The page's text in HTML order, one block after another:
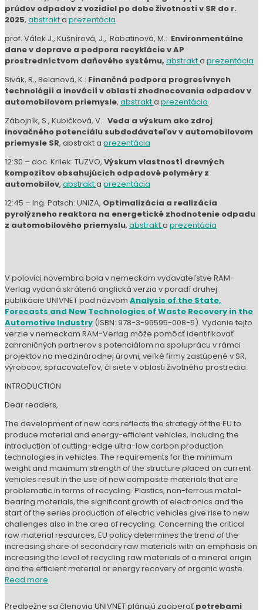
12:30 – doc. Krilek: TUZVO,Výskum vlastností drevných
kompozitov obsahujúcich odpadové polyméry z
automobilov,abstrakt a
prezentácia
12:45 – Ing. Patsch: UNIZA,Optimalizácia a realizácia
pyrolýzneho reaktora na energetické zhodnotenie odpadu
z automobilového priemyslu, abstraktaprezentácia
V polovici novembra bola v nemeckom vydavateľstve RAM-
Verlag vydaná skrátená anglická verzia v poradí druhej
publikácie UNIVNET pod názvom
Forecasts and New Technologies of Waste Recovery in the
Automotive Industry(ISBN: 978-3-96595-008-5). Vydanie tejto
verzie v nemeckom RAM-Verlag môže pomôcť identifikovať
projektov na medzinárodnej úrovni, veľké firmy zastúpené v SR,
výrobcov, spracovateľov, či siete v oblasti životného prostredia.
The development of new cars reflects the strategy of the EU to
produce material and energy-efficient vehicles, including the
introduction of cutting-edge ultra-low carbon production
technologies in vehicles. The requirements for the minimum
weight and maximum strength of the structure placed on current
vehicles result in the use of new composite materials that are
problematic in terms of recycling. Plastics, non-ferrous metal-
bearing materials, the significant growth of electronics and the
start of the series production of electric vehicles give rise to new
challenges also in the area of recycling. Concerning the critical
raw material resources, EU policy determines the trend of the
increasing the level of recycling raw materials of a mineral origin
and the efficient material or energy recovery of organic waste.
Read more
Predbežne sa členovia UNIVNET plánujú zaoberať potrebami
spracovania odpadov z automobilového priemyslu v
porovnaní s programom odpadového hospodárstva
Slovenskej republiky na roky 2021 – 2025, problémom
absencie údajov o kapacite odpadov, a konkrétnymi
riešeniami spracovávania odpadov– napr. spracovávania
vrstevného skla, recykláciou lítium-iónových batérií z elektrických
vozidiel s ukončenou životnosťou, vývojom produktov so zvukovo
a tepelno-izolačnými a inými vlastnosťami na báze odpadov,
recykláciou plastov z automobilového priemyslu do nových
kompozitných materiálov s uplatnením na trhu, stavbou
pyrolýzneho reaktora a jeho optimalizáciou.